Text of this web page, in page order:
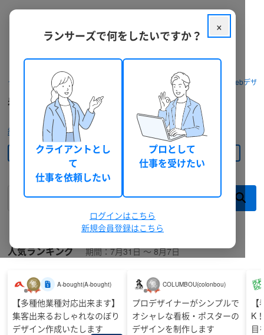
クラウドソーシング ランサーズ パッケージを探す デザイン・Webデザ
看板製作・看板デザインの依頼・外注
絞り込みをクリア
デザイン・Webデザイン
└ 看板製作・看板デザイン
野外看板
バナー
ロールアップ
ランサーズ チョイスを優先表示
円以上
最終ログイン
人気ランキング 期間：7月31日〜8月7日
A-bought(A-bought)
【多種他業種対応出来ます】
集客出来るおしゃれなのぼり
デザイン作成いたします
COLUMBOU(colonbou)
プロデザイナーがシンプルで
オシャレな看板・ポスターの
デザインを制作します
K
目
×
ランサーズで何をしたいですか？
クライアントとし
て
仕事を依頼したい
プロとして
仕事を受けたい
ログインはこちら
新規会員登録はこちら